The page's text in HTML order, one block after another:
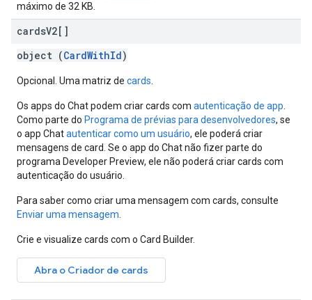
máximo de 32 KB.
cardsV2[]
object (CardWithId)
Opcional. Uma matriz de cards
Os apps do Chat podem criar cards com autenticação de app
Como parte do Programa de prévias para desenvolvedores, se
o app Chatautenticar como um usuário, ele poderá criar
mensagens de card. Se o app do Chat não fizer parte do
programa Developer Preview, ele não poderá criar cards com
autenticação do usuário.
Para saber como criar uma mensagem com cards, consulte
Enviar uma mensagem
Crie e visualize cards com o Card Builder.
Abra o Criador de cards